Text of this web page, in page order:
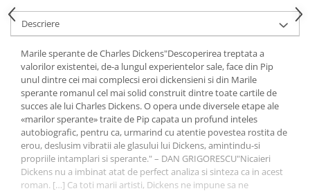
Povesti pentru copii
Povesti si povestiri
Dictionare si enciclopedii
Atlase
Atlase, dictionare si enciclopedii
Dictionare de limba romana
Dictionare tematice
Enciclopedii
Diete si fitness
Diete si alimentatie sanatoasa
Descriere
Marile sperante de Charles Dickens"Descoperirea treptata a
valorilor existentei, de-a lungul experientelor sale, face din Pip
unul dintre cei mai complecsi eroi dickensieni si din Marile
sperante romanul cel mai solid construit dintre toate cartile de
succes ale lui Charles Dickens. O opera unde diversele etape ale
«marilor sperante» traite de Pip capata un profund inteles
autobiografic, pentru ca, urmarind cu atentie povestea rostita de
erou, deslusim vibratii ale glasului lui Dickens, amintindu-si
propriile intamplari si sperante." – DAN GRIGORESCU"Nicaieri
Dickens nu a imbinat atat de perfect analiza si sinteza ca in acest
roman. […] Ca toti marii artisti, Dickens ne impune sa ne